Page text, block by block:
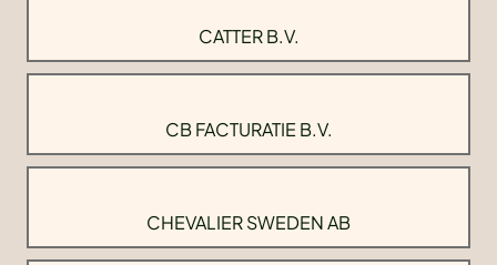
CATTER B.V.
CB FACTURATIE B.V.
CHEVALIER SWEDEN AB